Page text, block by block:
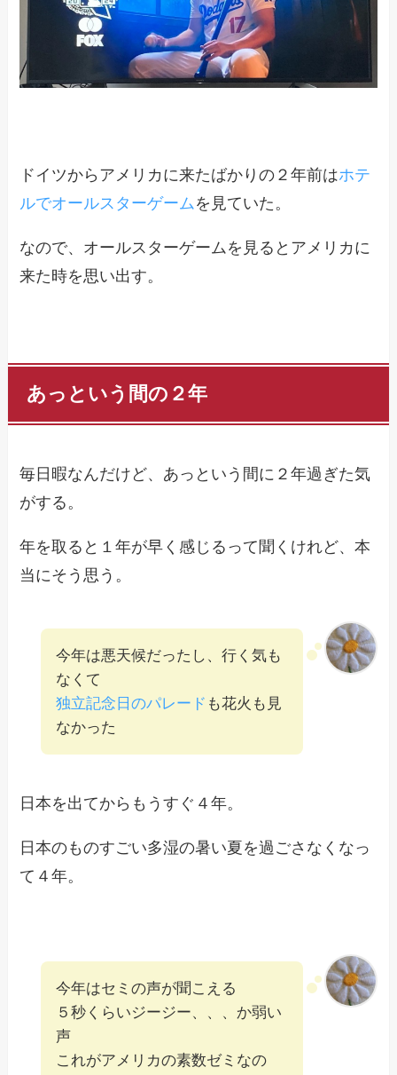
ドイツからアメリカに来たばかりの２年前はホテ
ルでオールスターゲーム を見ていた。
なので、オールスターゲームを見るとアメリカに
来た時を思い出す。
あっという間の２年
毎日暇なんだけど、あっという間に２年過ぎた気
がする。
年を取ると１年が早く感じるって聞くけれど、本
当にそう思う。
今年は悪天候だったし、行く気も
なくて
独立記念日のパレード も花火も見
なかった
日本を出てからもうすぐ４年。
日本のものすごい多湿の暑い夏を過ごさなくなっ
て４年。
今年はセミの声が聞こえる
５秒くらいジージー、、、か弱い
声
これがアメリカの素数ゼミなの